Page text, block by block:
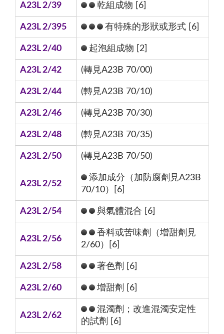
A23L 2/39 乾組成物 [6]
A23L 2/395 有特殊的形狀或形式 [6]
A23L 2/40 起泡組成物 [2]
A23L 2/42 (轉見A23B 70/00)
A23L 2/44 (轉見A23B 70/10)
A23L 2/46 (轉見A23B 70/30)
A23L 2/48 (轉見A23B 70/35)
A23L 2/50 (轉見A23B 70/50)
A23L 2/52
添加成分（加防腐劑見A23B
70/10）[6]
A23L 2/54 與氣體混合 [6]
A23L 2/56
香料或苦味劑（增甜劑見
2/60）[6]
A23L 2/58 著色劑 [6]
A23L 2/60 增甜劑 [6]
A23L 2/62
混濁劑；改進混濁安定性
的試劑 [6]